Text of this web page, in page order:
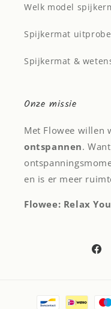
Welk model
Spijkermat
Spijkermat &
Onze missie
Met Flowee willen
ontspannen.
en is er meer
Flowee: Relax
Betaalmethoden